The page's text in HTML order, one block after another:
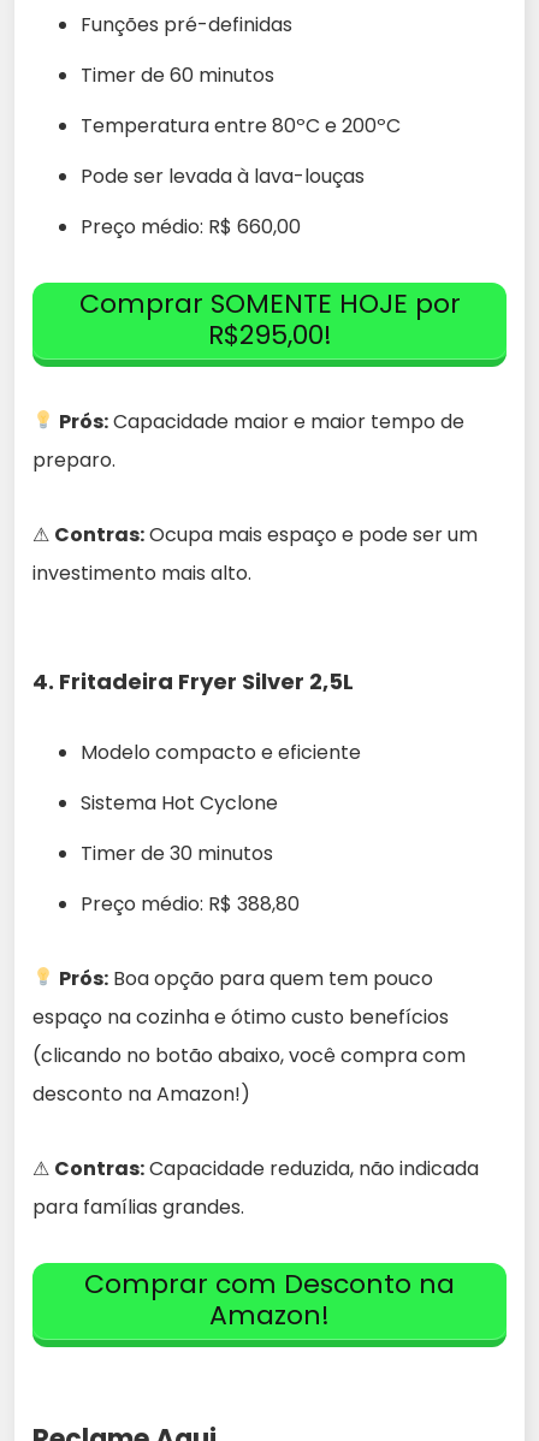
Funções pré-definidas
Timer de 60 minutos
Temperatura entre 80ºC e 200ºC
Pode ser levada à lava-louças
Preço médio: R$ 660,00
Comprar SOMENTE HOJE por
R$295,00!
Prós:Capacidade maior e maior tempo de
preparo.
⚠ Contras:Ocupa mais espaço e pode ser um
investimento mais alto.
4. Fritadeira Fryer Silver 2,5L
Modelo compacto e eficiente
Sistema Hot Cyclone
Timer de 30 minutos
Preço médio: R$ 388,80
Prós: Boa opção para quem tem pouco
espaço na cozinha e ótimo custo benefícios
(clicando no botão abaixo, você compra com
desconto na Amazon!)
⚠ Contras:Capacidade reduzida, não indicada
para famílias grandes.
Comprar com Desconto na
Amazon!